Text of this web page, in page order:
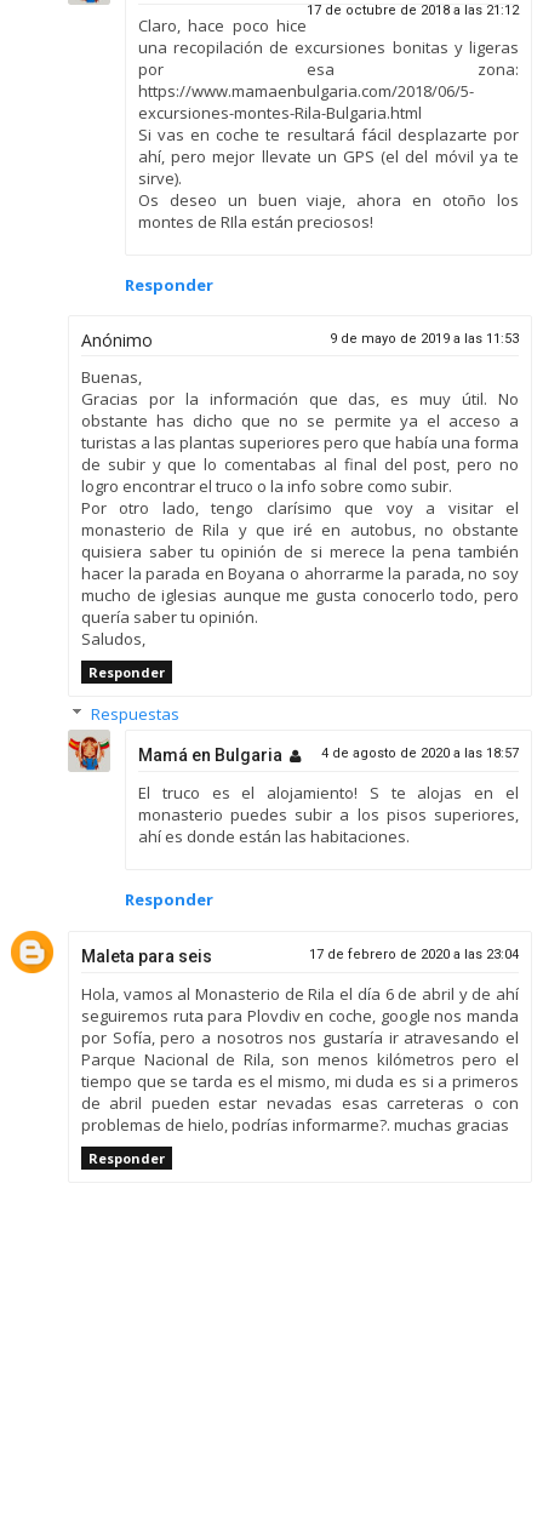
17 de octubre de 2018 a las 21:12
Claro, hace poco hice
una recopilación de excursiones bonitas y ligeras
por esa zona:
https://www.mamaenbulgaria.com/2018/06/5-
excursiones-montes-Rila-Bulgaria.html
Si vas en coche te resultará fácil desplazarte por
ahí, pero mejor llevate un GPS (el del móvil ya te
sirve).
Os deseo un buen viaje, ahora en otoño los
montes de RIla están preciosos!
Responder
Anónimo 9 de mayo de 2019 a las 11:53
Buenas,
Gracias por la información que das, es muy útil. No
obstante has dicho que no se permite ya el acceso a
turistas a las plantas superiores pero que había una forma
de subir y que lo comentabas al final del post, pero no
logro encontrar el truco o la info sobre como subir.
Por otro lado, tengo clarísimo que voy a visitar el
monasterio de Rila y que iré en autobus, no obstante
quisiera saber tu opinión de si merece la pena también
hacer la parada en Boyana o ahorrarme la parada, no soy
mucho de iglesias aunque me gusta conocerlo todo, pero
quería saber tu opinión.
Saludos,
Responder
Respuestas
Mamá en Bulgaria 4 de agosto de 2020 a las 18:57
El truco es el alojamiento! S te alojas en el
monasterio puedes subir a los pisos superiores,
ahí es donde están las habitaciones.
Responder
Maleta para seis 17 de febrero de 2020 a las 23:04
Hola, vamos al Monasterio de Rila el día 6 de abril y de ahí
seguiremos ruta para Plovdiv en coche, google nos manda
por Sofía, pero a nosotros nos gustaría ir atravesando el
Parque Nacional de Rila, son menos kilómetros pero el
tiempo que se tarda es el mismo, mi duda es si a primeros
de abril pueden estar nevadas esas carreteras o con
problemas de hielo, podrías informarme?. muchas gracias
Responder